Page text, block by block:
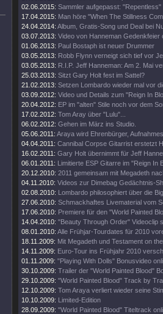
02.06.2015: Sammler aufgepasst: "Repentless"
17.04.2015: Man höre "When The Stillness
24.04.2014: Album, Gratis-Song und Deal bei
03.07.2013: Video von Hanneman Gedenkfeier
01.06.2013: Paul Bostaph ist neuer Drummer
03.05.2013: Robb Flynn verneigt sich tief vor
03.05.2013: R.I.P. Jeff Hanneman: Am 2. Mai
25.03.2013: Sitzt Gary Holt fest im Sattel?
21.02.2013: Setzen Lombardo wieder mal vor
03.09.2012: Video und Details zum "Reign In
20.04.2012: EP im "alten" Stile noch vor dem
17.02.2012: Tom Aray über "Lulu"...
06.02.2012: Gehen im März ins Studio.
05.06.2011: Araya wird Ehrenbürger,
04.04.2011: Cannibal Corpse Gitarrist erstetzt
16.02.2011: Gary Holt übernimmt für Jeff
06.01.2011: Limitierte ESP Gitarre im "Reign In
20.12.2010: 2011 gemeinsam mit Megadeth
04.11.2010: Videos zur Dimebag Gedächtnis-
02.08.2010: Lombardo philosophiert über die
27.06.2010: Schmackhaftes Livematerial vom
17.06.2010: Premiere für den "World Painted
14.04.2010: "Beauty Through Order" Videoclip
08.01.2010: Alle Frühjar-Tourdates für 2010
18.11.2009: Mit Megadeth und Testament on
14.11.2009: Euro-Tour ins Frühjahr 2010
01.11.2009: "Playing With Dolls" Bonusvideo
30.10.2009: Trailer der "World Painted Blood"
29.10.2009: "World Painted Blood" Track by
12.10.2009: Tom Araya verliert wieder seine
10.10.2009: Limited-Edition
28.09.2009: "World Painted Blood" Titeltrack